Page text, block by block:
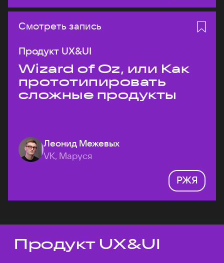
Смотреть запись
Продукт UX&UI
Wizard of Oz, или Как
прототипировать
сложные продукты
Леонид Межевых
VK, Маруся
РЖЯ
Темы докладов
Продукт UX&UI